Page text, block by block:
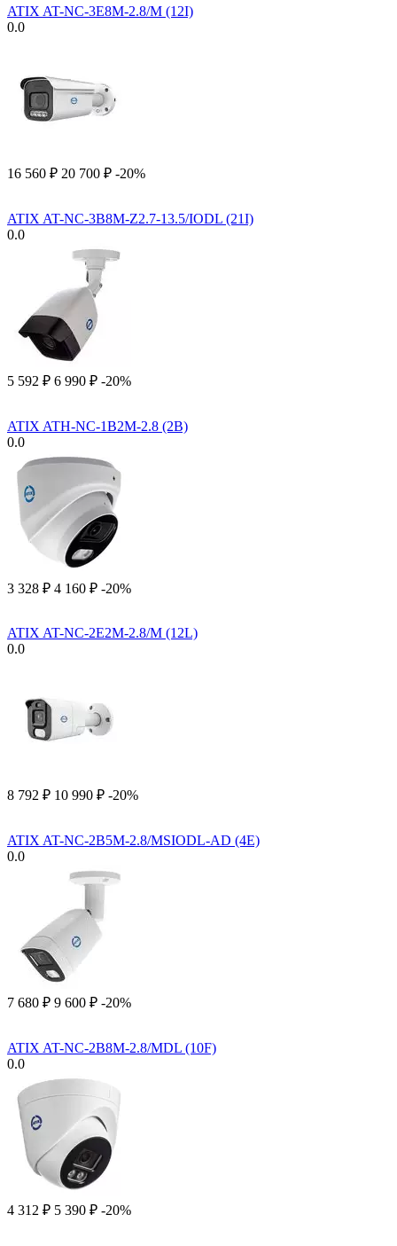
ATIX AT-NC-3E8M-2.8/M (12I)
0.0
16 560 ₽ 20 700 ₽ -20%
ATIX AT-NC-3B8M-Z2.7-13.5/IODL (21I)
0.0
5 592 ₽ 6 990 ₽ -20%
ATIX ATH-NC-1B2M-2.8 (2B)
0.0
3 328 ₽ 4 160 ₽ -20%
ATIX AT-NC-2E2M-2.8/M (12L)
0.0
8 792 ₽ 10 990 ₽ -20%
ATIX AT-NC-2B5M-2.8/MSIODL-AD (4E)
0.0
7 680 ₽ 9 600 ₽ -20%
ATIX AT-NC-2B8M-2.8/MDL (10F)
0.0
4 312 ₽ 5 390 ₽ -20%